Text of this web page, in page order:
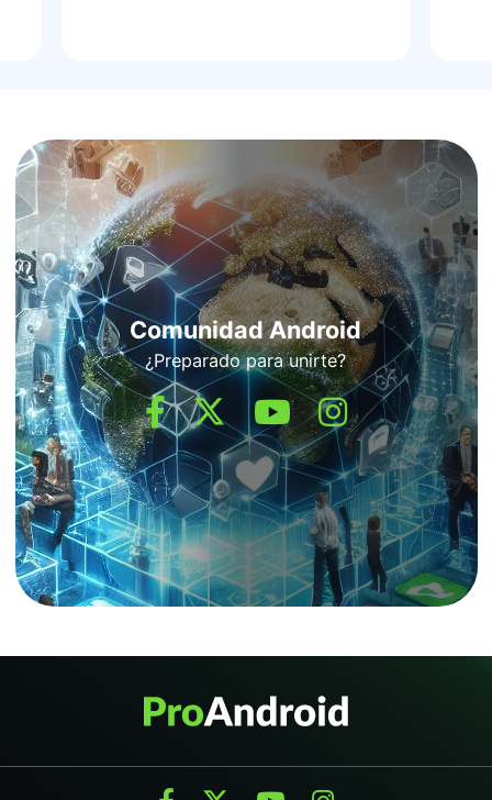
Comunidad Android
¿Preparado para unirte?